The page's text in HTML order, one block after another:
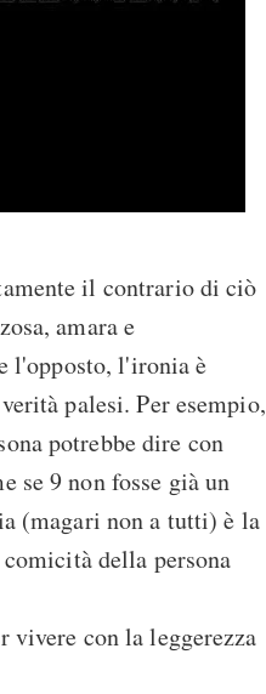
il contrario di ciò
amara e
l'opposto, l'ironia è
palesi. Per esempio,
potrebbe dire con
se 9 non fosse già un
(magari non a tutti) è la
della persona
vivere con la leggerezza